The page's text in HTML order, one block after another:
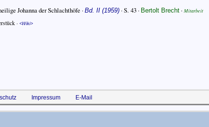
Johanna der Schlachthöfe ·Bd. II (1959) · S. 43 · Bertolt Brecht ·Mitarbeit
· Wiki
Impressum E-Mail